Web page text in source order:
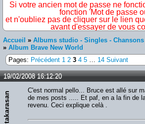
Si votre ancien mot de passe ne
fonction 'Mot de passe
et n'oubliez pas de cliquer sur le lien
avant d'essayer de vous
Accueil » Albums studio - Singles - Chansons
» Album Brave New World
Pages: Précédent 1 2 3 4 5 … 14 Suivant
19/02/2008 16:12:20
takarasan
C'est normal pello... Bruce est allé sur
de mes posts ..... Et paf, en a la fin de
revenu. Ceci explique celà .